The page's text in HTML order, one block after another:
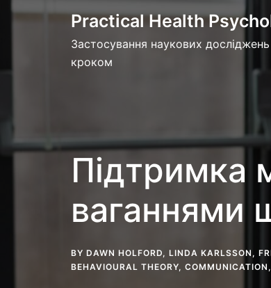
Skip
Practical Health
Застосування наукових
кроком
Підтримка
ваганнями
BY DAWN HOLFORD, LINDA KARLSSON ,
BEHAVIOURAL THEORY, COMMUNICATION ,